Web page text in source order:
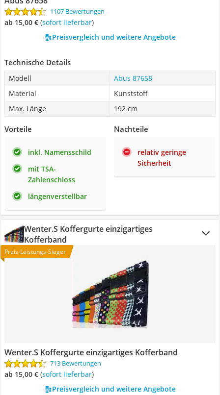
1107 Bewertungen
ab 15,00 € ( Sofort lieferbar)
Preisvergleich und weitere Angebote
Technische Details
Modell
Abus 87658
Material
Kunststoff
Max. Länge
192 cm
Vorteile
inkl. Namensschild
mit TSA-
Zahlenschloss
längenverstellbar
Nachteile
relativ geringe
Sicherheit
Wenter.S Koffergurte einzigartiges
Kofferband
Preis-Leistungs-Sieger
Wenter.S Koffergurte einzigartiges Kofferband
713 Bewertungen
ab 15,00 € ( Sofort lieferbar)
Preisvergleich und weitere Angebote